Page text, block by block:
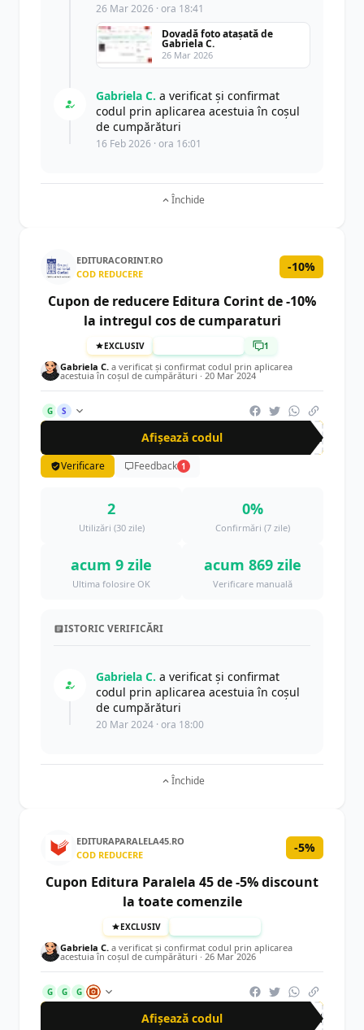
26 Mar 2026 · ora 18:41
Dovadă foto atașată de
Gabriela C.
26 Mar 2026
Gabriela C. a verificat și confirmat
codul prin aplicarea acestuia în coșul
de cumpărături
16 Feb 2026 · ora 16:01
Închide
EDITURACORINT.RO
COD REDUCERE
-10%
Cupon de reducere Editura Corint de -10%
la intregul cos de cumparaturi
EXCLUSIV 1
Gabriela C. a verificat și confirmat codul prin aplicarea
acestuia în coșul de cumpărături · 20 Mar 2024
G S
Afișează codul cup
Verificare Feedback 1
2
Utilizări (30 zile)
0%
Confirmări (7 zile)
acum 9 zile
Ultima folosire OK
acum 869 zile
Verificare manuală
ISTORIC VERIFICĂRI
Gabriela C. a verificat și confirmat
codul prin aplicarea acestuia în coșul
de cumpărături
20 Mar 2024 · ora 18:00
Închide
EDITURAPARALELA45.RO
COD REDUCERE
-5%
Cupon Editura Paralela 45 de -5% discount
la toate comenzile
EXCLUSIV
Gabriela C. a verificat și confirmat codul prin aplicarea
acestuia în coșul de cumpărături · 26 Mar 2026
G G G
Afișează codul CRN